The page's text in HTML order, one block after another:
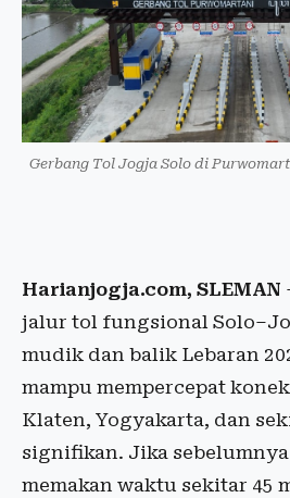
Gerbang Tol Jogja Solo di
Harianjogja.com, SLEMAN
jalur tol fungsional
mudik dan balik Lebaran
mampu mempercepat
Klaten, Yogyakarta, dan
signifikan. Jika
memakan waktu sekitar 45